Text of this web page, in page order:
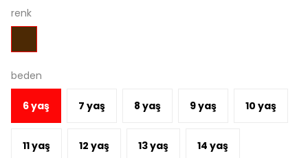
renk
beden
6 yaş 7 yaş 8 yaş 9 yaş 10 yaş
11 yaş 12 yaş 13 yaş 14 yaş